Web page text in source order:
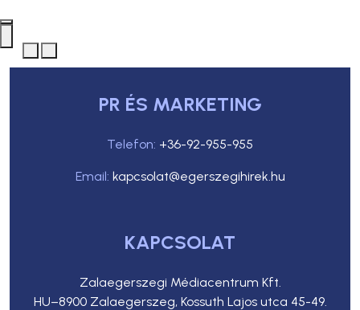
PR ÉS MARKETING
Telefon: +36-92-955-955
Email: kapcsolat@egerszegihirek.hu
KAPCSOLAT
Zalaegerszegi Médiacentrum Kft.
HU–8900 Zalaegerszeg, Kossuth Lajos utca 45-49.